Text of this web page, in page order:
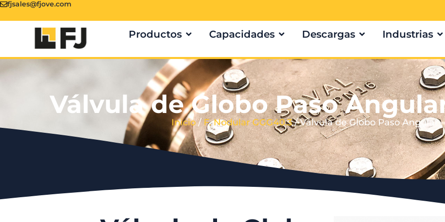
fjsales@fjove.com
Productos Capacidades Descargas Industrias
Válvula de Globo Paso
Inicio/ F. Nodular GGG40.3/ Válvula de Globo Paso Angular